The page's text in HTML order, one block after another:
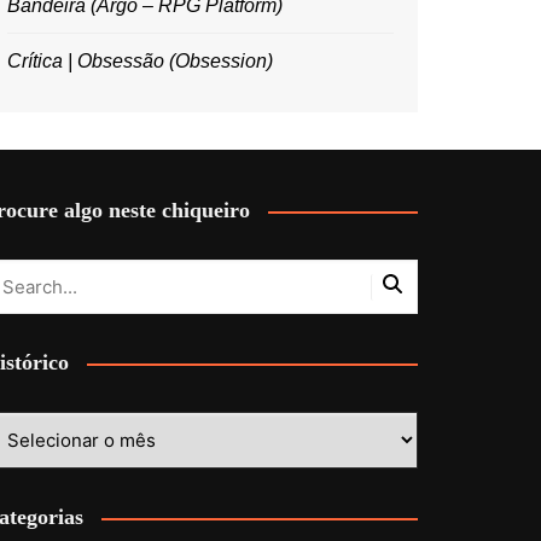
Bandeira (Argo – RPG Platform)
Crítica | Obsessão (Obsession)
algo neste chiqueiro